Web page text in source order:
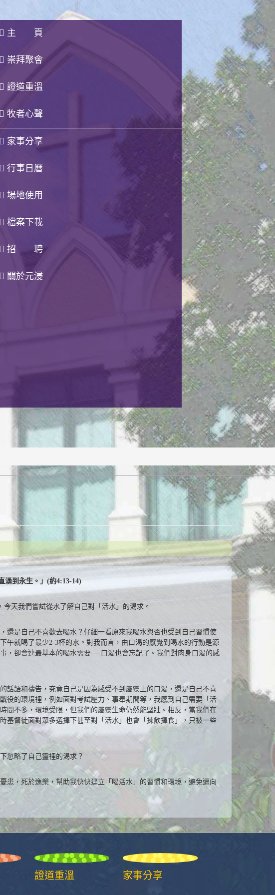
主 頁
崇拜聚會
證道重溫
牧者心聲
家事分享
行事日曆
場地使用
檔案下載
招 聘
關於元浸
湧到永生。」(約4:13-14)
天我們嘗試從水了解自己對「活水」的渴求。
還是自己不喜歡去喝水？仔細一看原來我喝水與否也受到自己習慣使
就喝了最少2-3杯的水。對我而言，由口渴的感覺到喝水的行動是源
，卻會連最基本的喝水需要──口渴也會忘記了。我們對肉身口渴的感
話語和禱告，究竟自己是因為感受不到屬靈上的口渴，還是自己不喜
役的環境裡，例如面對考試壓力、事奉期間等，我感到自己需要「活
間不多，環境受限，但我們的屬靈生命仍然能堅壯。相反，當我們在
基督徒面對眾多選擇下甚至對「活水」也會「揀飲擇食」，只被一些
忽略了自己靈裡的渴求？
患，死於逸樂，幫助我快快建立「喝活水」的習慣和環境，避免邁向
證道重溫 家事分享